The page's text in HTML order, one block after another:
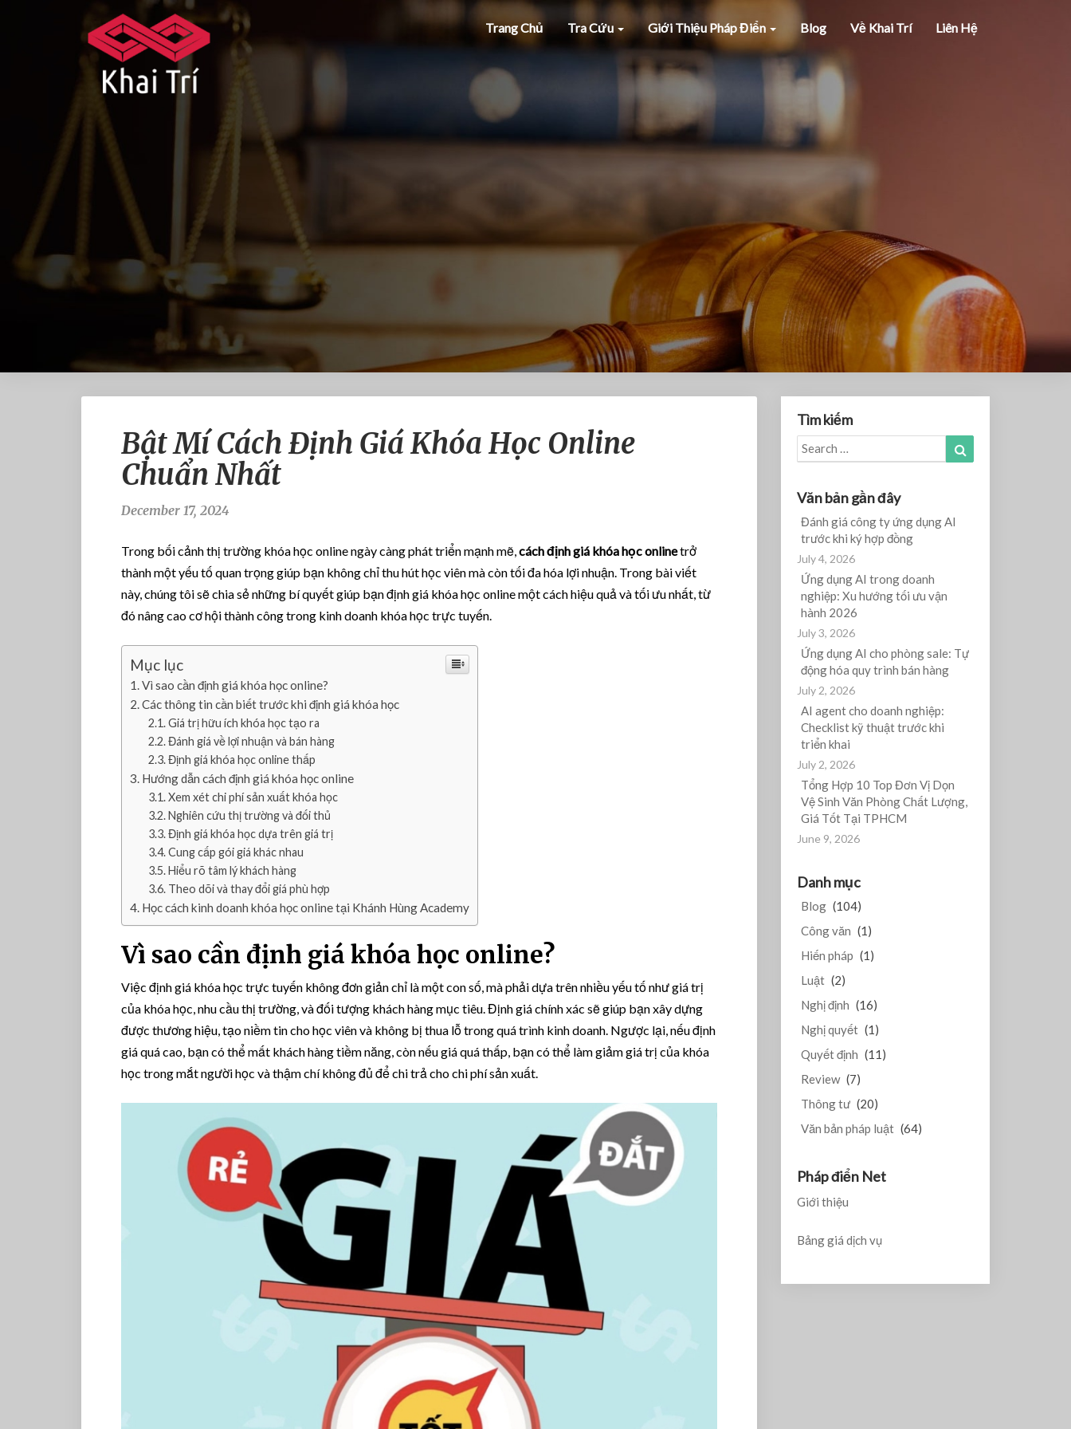
Trang Chủ Tra Cứu Giới Thiệu Pháp Điển Blog Về Khai Trí Liên Hệ
ậ
t
c
h
Đ
ị
n
G
e
C
h
u
ẩ
N
h
ấ
t
Bật Mí Cách Định Giá Khóa Học Online
Chuẩn Nhất
December 17, 2024
Trong bối cảnh thị trường khóa học online ngày càng phát triển mạnh mẽ,cách định giá khóa học onlinetrở
thành một yếu tố quan trọng giúp bạn không chỉ thu hút học viên mà còn tối đa hóa lợi nhuận. Trong bài viết
này, chúng tôi sẽ chia sẻ những bí quyết giúp bạn định giá khóa học online một cách hiệu quả và tối ưu nhất, từ
đó nâng cao cơ hội thành công trong kinh doanh khóa học trực tuyến.
Mục lục
Vì sao cần định giá khóa học online?
Các thông tin cần biết trước khi định giá khóa học
Giá trị hữu ích khóa học tạo ra
Đánh giá về lợi nhuận và bán hàng
Định giá khóa học online thấp
Hướng dẫn cách định giá khóa học online
Xem xét chi phí sản xuất khóa học
Nghiên cứu thị trường và đối thủ
Định giá khóa học dựa trên giá trị
Cung cấp gói giá khác nhau
Hiểu rõ tâm lý khách hàng
Theo dõi và thay đổi giá phù hợp
Học cách kinh doanh khóa học online tại Khánh Hùng Academy
Vì sao cần định giá khóa học online?
Việc định giá khóa học trực tuyến không đơn giản chỉ là một con số, mà phải dựa trên nhiều yếu tố như giá trị
của khóa học, nhu cầu thị trường, và đối tượng khách hàng mục tiêu. Định giá chính xác sẽ giúp bạn xây dựng
được thương hiệu, tạo niềm tin cho học viên và không bị thua lỗ trong quá trình kinh doanh. Ngược lại, nếu định
giá quá cao, bạn có thể mất khách hàng tiềm năng, còn nếu giá quá thấp, bạn có thể làm giảm giá trị của khóa
học trong mắt người học và thậm chí không đủ để chi trả cho chi phí sản xuất.
Tìm kiếm
Search
for:
Văn bản gần đây
Đánh giá công ty ứng dụng AI
trước khi ký hợp đồng
July 4, 2026
Ứng dụng AI trong doanh
nghiệp: Xu hướng tối ưu vận
hành 2026
July 3, 2026
Ứng dụng AI cho phòng sale: Tự
động hóa quy trình bán hàng
July 2, 2026
AI agent cho doanh nghiệp:
Checklist kỹ thuật trước khi
triển khai
July 2, 2026
Tổng Hợp 10 Top Đơn Vị Dọn
Vệ Sinh Văn Phòng Chất Lượng,
Giá Tốt Tại TPHCM
June 9, 2026
Danh mục
Blog (104)
Công văn (1)
Hiến pháp (1)
Luật (2)
Nghị định (16)
Nghị quyết (1)
Quyết định (11)
Review (7)
Thông tư (20)
Văn bản pháp luật (64)
Pháp điển Net
Giới thiệu
Bảng giá dịch vụ